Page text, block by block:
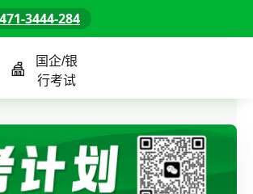
3444-284
国企/银
行考试
/银行课程